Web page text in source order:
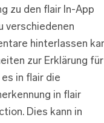
zu den flair In-App
verschiedenen
hinterlassen
zur Erklärung für
in flair die
in flair
Dies kann in